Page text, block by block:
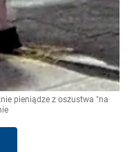
pieniądze z oszustwa "na